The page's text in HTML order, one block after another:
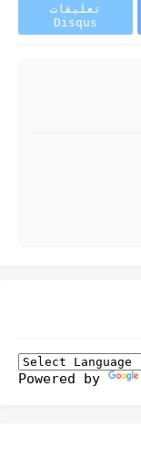
تعليقات
Disqus
Powered by